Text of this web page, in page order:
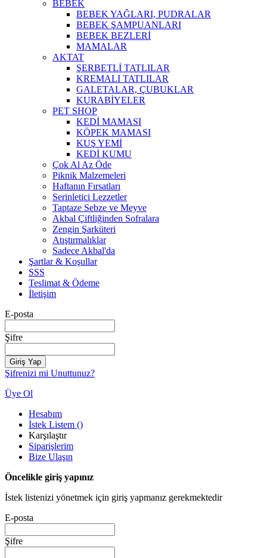
BEBEK
BEBEK YAĞLARI, PUDRALAR
BEBEK ŞAMPUANLARI
BEBEK BEZLERİ
MAMALAR
AKTAT
ŞERBETLİ TATLILAR
KREMALI TATLILAR
GALETALAR, ÇUBUKLAR
KURABİYELER
PET SHOP
KEDİ MAMASI
KÖPEK MAMASI
KUŞ YEMİ
KEDİ KUMU
Çok Al Az Öde
Piknik Malzemeleri
Haftanın Fırsatları
Serinletici Lezzetler
Taptaze Sebze ve Meyve
Akbal Çiftliğinden Sofralara
Zengin Şarküteri
Atıştırmalıklar
Sadece Akbal'da
Şartlar & Koşullar
SSS
Teslimat & Ödeme
İletişim
E-posta
Şifre
Giriş Yap
Şifrenizi mi Unuttunuz?
Üye Ol
Hesabım
İstek Listem ()
Karşılaştır
Siparişlerim
Bize Ulaşın
Öncelikle giriş yapınız
İstek listenizi yönetmek için giriş yapmanız gerekmektedir
E-posta
Şifre